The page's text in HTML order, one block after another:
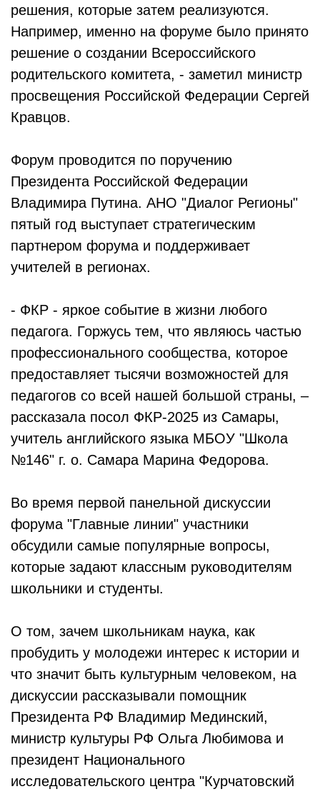
решения, которые затем реализуются.
Например, именно на форуме было принято
решение о создании Всероссийского
родительского комитета, - заметил министр
просвещения Российской Федерации Сергей
Кравцов.
Форум проводится по поручению
Президента Российской Федерации
Владимира Путина. АНО "Диалог Регионы"
пятый год выступает стратегическим
партнером форума и поддерживает
учителей в регионах.
- ФКР - яркое событие в жизни любого
педагога. Горжусь тем, что являюсь частью
профессионального сообщества, которое
предоставляет тысячи возможностей для
педагогов со всей нашей большой страны, –
рассказала посол ФКР-2025 из Самары,
учитель английского языка МБОУ "Школа
№146" г. о. Самара Марина Федорова.
Во время первой панельной дискуссии
форума "Главные линии" участники
обсудили самые популярные вопросы,
которые задают классным руководителям
школьники и студенты.
О том, зачем школьникам наука, как
пробудить у молодежи интерес к истории и
что значит быть культурным человеком, на
дискуссии рассказывали помощник
Президента РФ Владимир Мединский,
министр культуры РФ Ольга Любимова и
президент Национального
исследовательского центра "Курчатовский